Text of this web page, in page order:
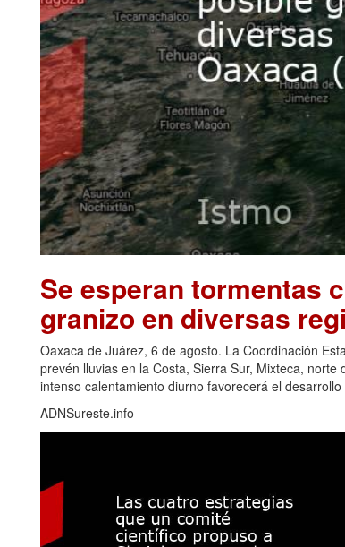
Se esperan tormentas
granizo en diversas
Oaxaca de Juárez, 6 de agosto. La Coordinación
prevén lluvias en la Costa, Sierra Sur, Mixteca,
intenso calentamiento diurno favorecerá el
ADNSureste.info